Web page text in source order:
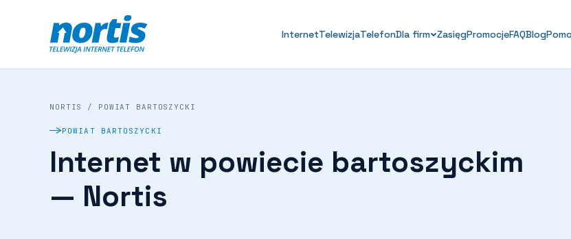
InternetTelewizjaTelefonDla firm ZasięgPromocjeFAQBlog
NORTIS / POWIAT BARTOSZYCKI
POWIAT BARTOSZYCKI
Internet w powiecie bartoszyckim
— Nortis